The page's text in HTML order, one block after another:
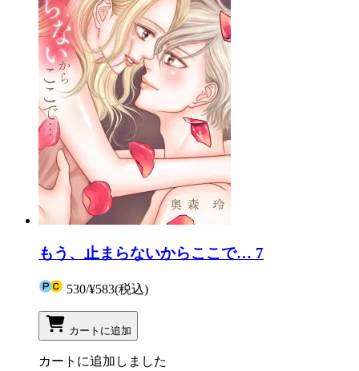
もう、止まらないからここで… 7
530/¥583(税込)
カートに追加
カートに追加しました